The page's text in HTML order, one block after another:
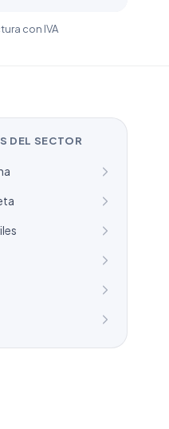
con IVA
DEL SECTOR